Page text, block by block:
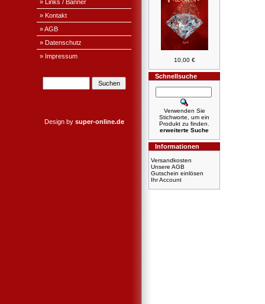
» Links / Banner
» Kontakt
» AGB
» Datenschutz
» Impressum
Design by super-online.de
10,00 €
Schnellsuche
Verwenden Sie
Stichworte, um ein
Produkt zu finden.
erweiterte Suche
Informationen
Versandkosten
Unsere AGB
Gutschein einlösen
Ihr Account